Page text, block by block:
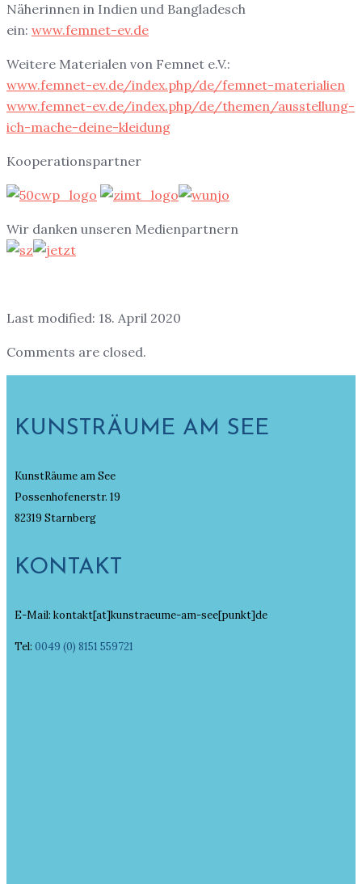
Näherinnen in Indien und Bangladesch
ein: www.femnet-ev.de
Weitere Materialen von Femnet e.V.:
www.femnet-ev.de/index.php/de/femnet-materialien
www.femnet-ev.de/index.php/de/themen/ausstellung-
ich-mache-deine-kleidung
Kooperationspartner
Wir danken unseren Medienpartnern
Last modified: 18. April 2020
Comments are closed.
KUNSTRÄUME AM SEE
KunstRäume am See
Possenhofenerstr. 19
82319 Starnberg
KONTAKT
E-Mail: kontakt[at]kunstraeume-am-see[punkt]de
Tel: 0049 (0) 8151 559721